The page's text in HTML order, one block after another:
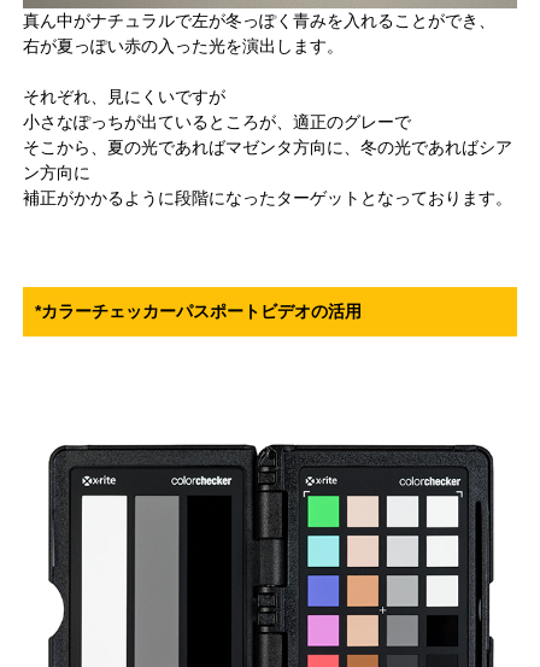
真ん中がナチュラルで左が冬っぽく青みを入れることができ、
右が夏っぽい赤の入った光を演出します。
それぞれ、見にくいですが
小さなぽっちが出ているところが、適正のグレーで
そこから、夏の光であればマゼンタ方向に、冬の光であればシア
ン方向に
補正がかかるように段階になったターゲットとなっております。
*カラーチェッカーパスポートビデオの活用